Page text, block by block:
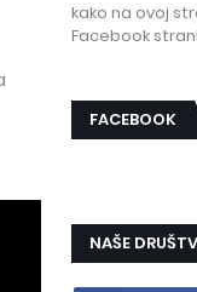
kako na ovoj
Facebook
FACEBOOK
NAŠE